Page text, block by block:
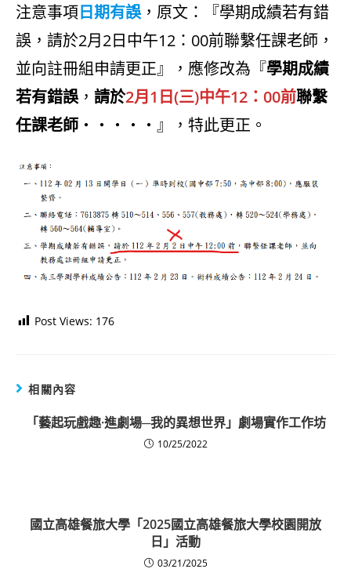
注意事項日期有誤 ，原文：『學期成績若有錯
誤，請於2月2日中午12：00前聯繫任課老師，
並向註冊組申請更正』，應修改為『學期成績
若有錯誤 ， 請於2月1日(三)中午12：00前聯繫
任課老師 ‧‧‧‧‧』，特此更正。
Post Views: 176
相關內容
「藝起玩戲趣·進劇場─我的異想世界」劇場實作工作坊
10/25/2022
國立高雄餐旅大學「2025國立高雄餐旅大學校園開放
日」活動
03/21/2025